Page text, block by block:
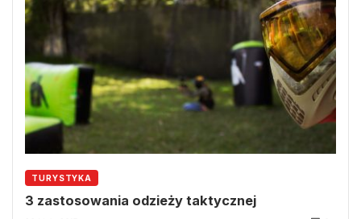
TURYSTYKA
3 zastosowania odzieży taktycznej